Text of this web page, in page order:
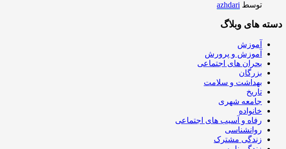
توسط azhdari
دسته های وبلاگ
آموزش
آموزش و پرورش
بحران های اجتماعی
بزرگان
بهداشت و سلامت
تاریخ
جامعه شهری
خانواده
رفاه و آسیب های اجتماعی
روانشناسی
زندگی مشترک